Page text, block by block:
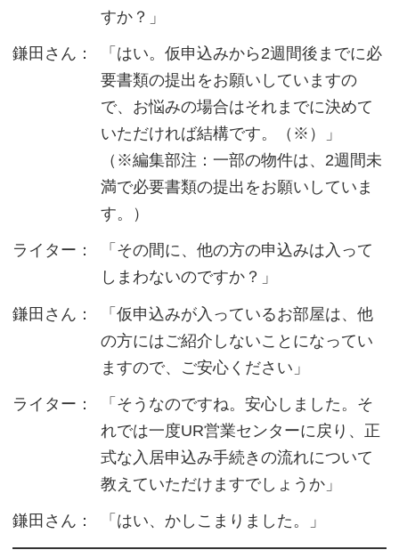
すか？」
鎌田さん：
「はい。仮申込みから2週間後までに必
要書類の提出をお願いしていますの
で、お悩みの場合はそれまでに決めて
いただければ結構です。（※）」
（※編集部注：一部の物件は、2週間未
満で必要書類の提出をお願いしていま
す。）
ライター：
「その間に、他の方の申込みは入って
しまわないのですか？」
鎌田さん：
「仮申込みが入っているお部屋は、他
の方にはご紹介しないことになってい
ますので、ご安心ください」
ライター：
「そうなのですね。安心しました。そ
れでは一度UR営業センターに戻り、正
式な入居申込み手続きの流れについて
教えていただけますでしょうか」
鎌田さん： 「はい、かしこまりました。」